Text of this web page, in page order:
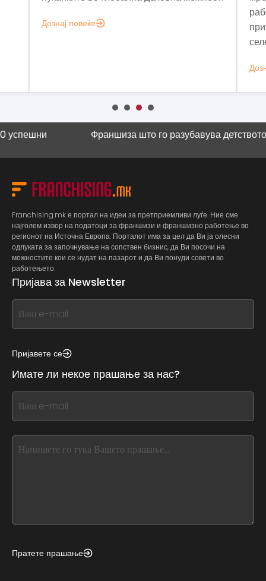
Дознај повеќе
Франшиза што го разубавува детствотоНаучна
Franchising.mk е портал на идеи за претприемливи луѓе. Ние сме
најголем извор на податоци за франшизи и франшизно работење во
регионот на Источна Европа. Порталот има за цел да Ви ја олесни
одлуката за започнување на сопствен бизнис, да Ви посочи на
можностите кои се нудат на пазарот и да Ви понуди совети во
работењето.
Пријава за Newsletter
If
you
this,
this
form
field
blank
Пријавете се
Имате ли некое прашање за нас?
If
you
Пратете прашање